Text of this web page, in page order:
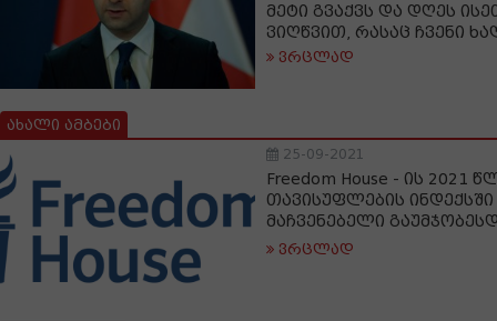
მეტი გვაქვს და დღეს
ვიღწვით, რასაც ჩვენი
ვრცლად
ახალი ამბები
25-09-2021
Freedom House - ის 2021
თავისუფლების
მაჩვენებელი
ვრცლად